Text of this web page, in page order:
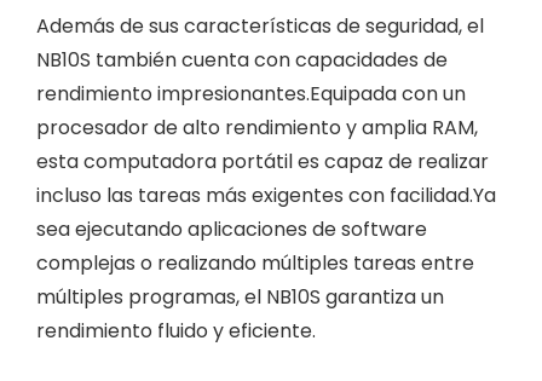
Además de sus características de seguridad, el
NB10S también cuenta con capacidades de
rendimiento impresionantes.Equipada con un
procesador de alto rendimiento y amplia RAM,
esta computadora portátil es capaz de realizar
incluso las tareas más exigentes con facilidad.Ya
sea ejecutando aplicaciones de software
complejas o realizando múltiples tareas entre
múltiples programas, el NB10S garantiza un
rendimiento fluido y eficiente.